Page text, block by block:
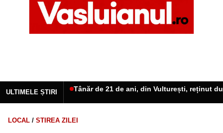
ULTIMELE ȘTIRI Tânăr de 21 de ani, din Vulturești, reținut
LOCAL / STIREA ZILEI